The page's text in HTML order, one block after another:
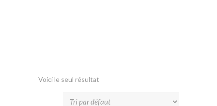
Voici le seul résultat